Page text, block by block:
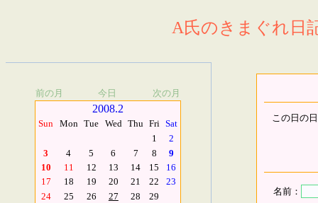
A氏のきまぐれ日
前の月 今日 次の月
2008.2
Sun Mon Tue Wed Thu Fri Sat
1
2
3
4 5 6 7 8
9
10
11 12 13 14 15
16
17
18 19 20 21 22
23
24
25 26 27 28 29
この日の
名前：